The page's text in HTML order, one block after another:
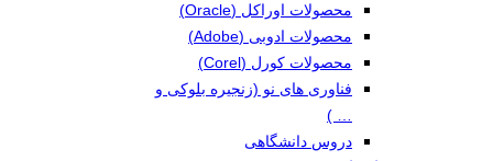
محصولات اوراکل (Oracle)
محصولات ادوبی (Adobe)
محصولات کورل (Corel)
فناوری های نو (زنجیره بلوکی و
… )
دروس دانشگاهی